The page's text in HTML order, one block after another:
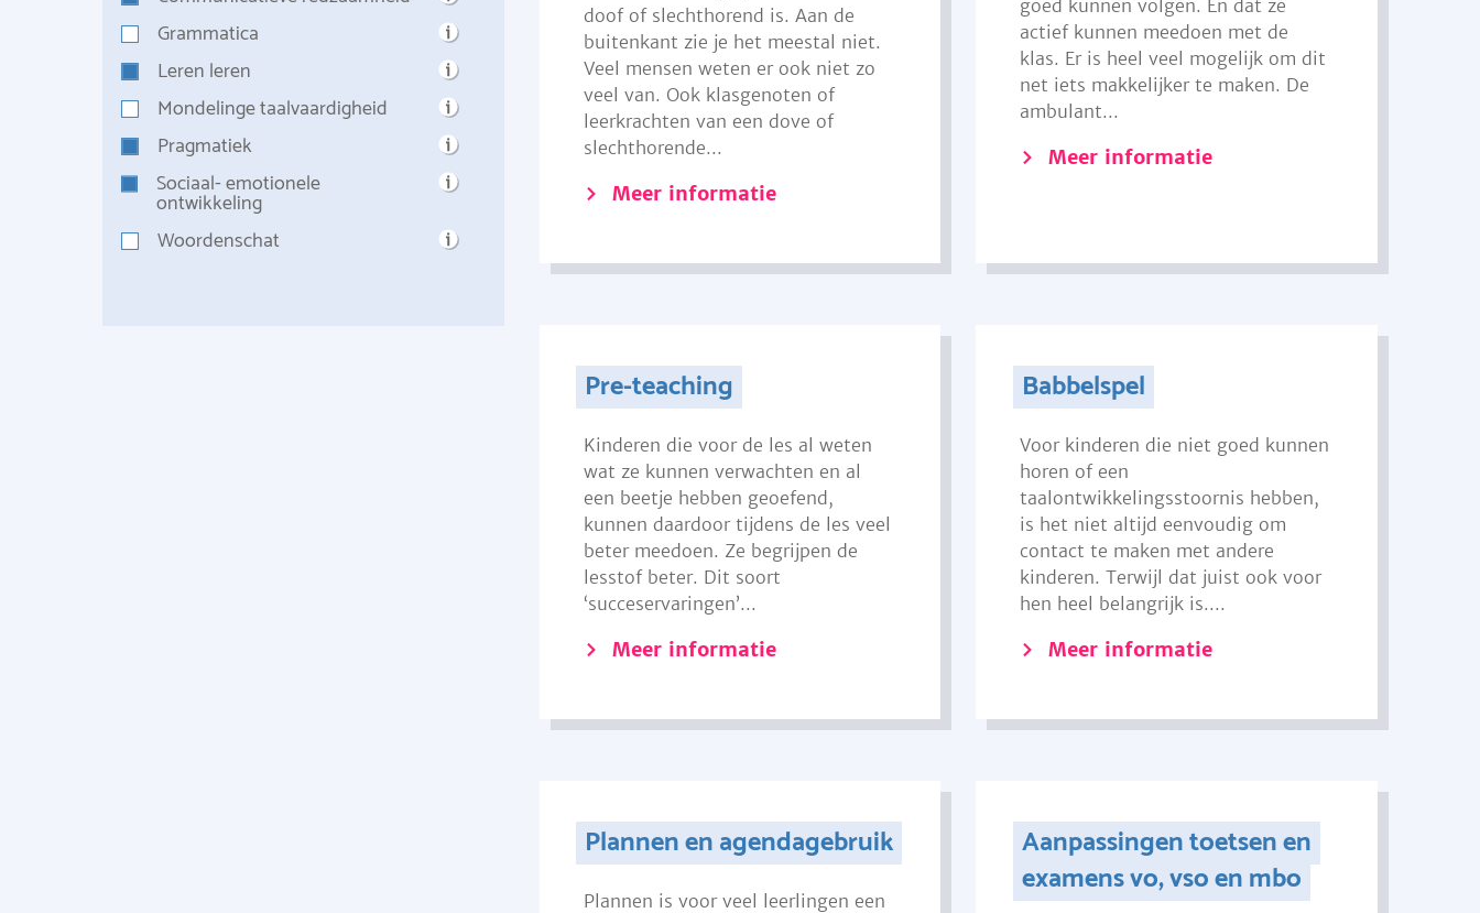
Grammatica
Leren leren
Mondelinge taalvaardigheid
Pragmatiek
Sociaal- emotionele
ontwikkeling
Woordenschat
doof of slechthorend is. Aan de
buitenkant zie je het meestal niet.
Veel mensen weten er ook niet zo
veel van. Ook klasgenoten of
leerkrachten van een dove of
slechthorende...
Meer informatie
goed kunnen volgen. En dat ze
actief kunnen meedoen met de
klas. Er is heel veel mogelijk om dit
net iets makkelijker te maken. De
ambulant...
Meer informatie
Pre-teaching
Kinderen die voor de les al weten
wat ze kunnen verwachten en al
een beetje hebben geoefend,
kunnen daardoor tijdens de les veel
beter meedoen. Ze begrijpen de
lesstof beter. Dit soort
‘succeservaringen’...
Meer informatie
Babbelspel
Voor kinderen die niet goed kunnen
horen of een
taalontwikkelingsstoornis hebben,
is het niet altijd eenvoudig om
contact te maken met andere
kinderen. Terwijl dat juist ook voor
hen heel belangrijk is....
Meer informatie
Plannen en agendagebruik
Plannen is voor veel leerlingen een
Aanpassingen toetsen en
examens vo, vso en mbo